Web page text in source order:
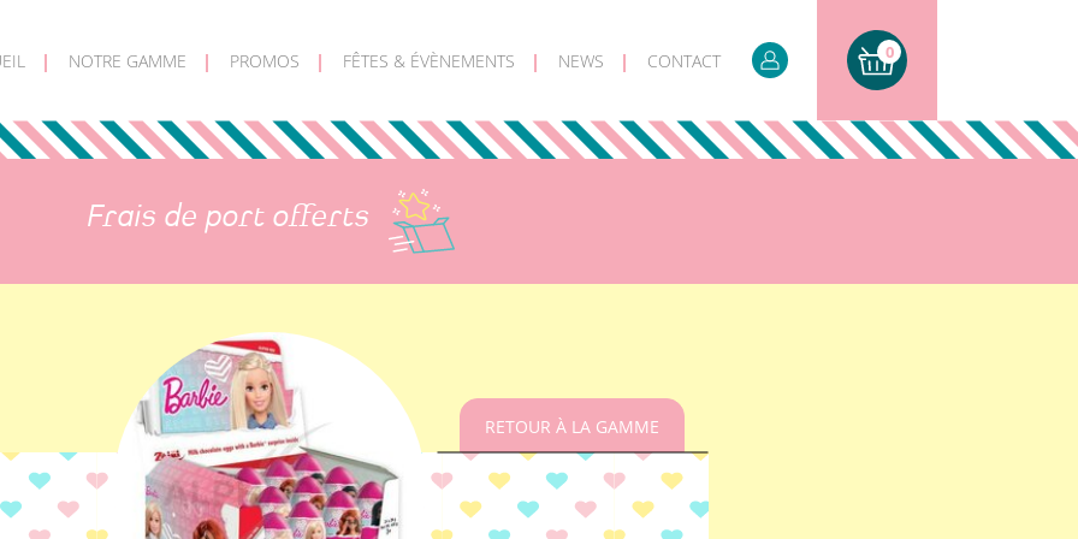
NOTRE GAMME PROMOS FÊTES & ÉVÈNEMENTS NEWS CONTACT 0
Frais de port offerts
RETOUR À LA GAMME